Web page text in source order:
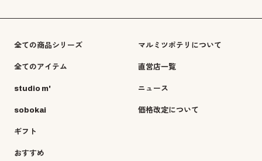
全ての商品シリーズ
全てのアイテム
studio m'
sobokai
ギフト
おすすめ
マルミツポテリについて
直営店一覧
ニュース
価格改定について